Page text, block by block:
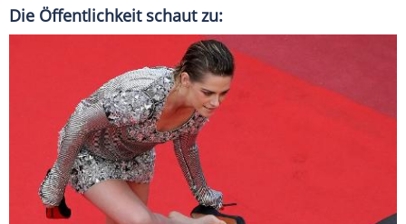
Die Öffentlichkeit schaut zu: